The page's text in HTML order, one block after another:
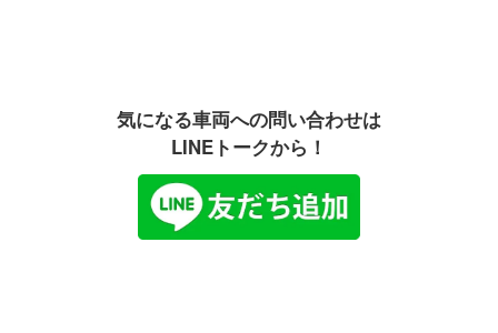
気になる車両への問い合わせは
LINEトークから！